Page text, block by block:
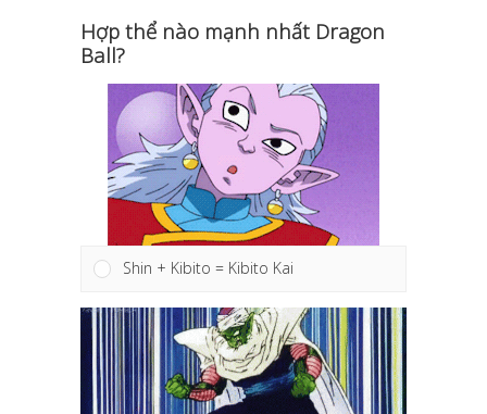
Hợp thể nào mạnh nhất Dragon
Ball?
Shin + Kibito = Kibito Kai